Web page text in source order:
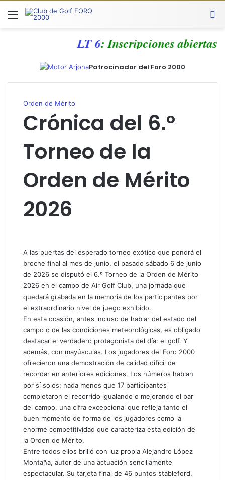
Menú
LT 6: Inscripciones abiertas
Patrocinador del Foro 2000
Orden de Mérito
Crónica del 6.º
Torneo de la
Orden de Mérito
2026
A las puertas del esperado torneo exótico que pondrá el
broche final al mes de junio, el pasado sábado 6 de junio
de 2026 se disputó el 6.º Torneo de la Orden de Mérito
2026 en el campo de Air Golf Club, una jornada que
quedará grabada en la memoria de los participantes por
el extraordinario nivel de juego exhibido.
En esta ocasión, antes incluso de hablar del estado del
campo o de las condiciones meteorológicas, es obligado
destacar el verdadero protagonista del día: el golf. Y
además, con mayúsculas. Los jugadores del Foro 2000
ofrecieron una demostración de calidad difícil de
recordar en anteriores ediciones. Los números hablan
por sí solos: nada menos que 17 participantes
completaron el recorrido igualando o mejorando el par
del campo, una cifra excepcional que refleja tanto el
buen momento de forma de los jugadores como la
enorme competitividad que caracteriza esta edición de
la Orden de Mérito.
Entre todos ellos brilló con luz propia Alejandro López
Montaña, autor de una actuación sencillamente
espectacular. Su tarjeta final de 46 puntos stableford,